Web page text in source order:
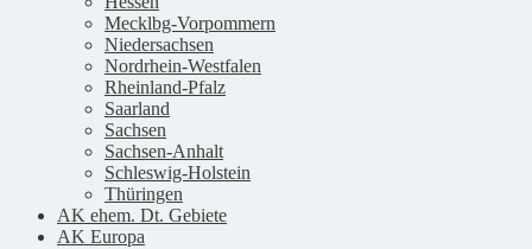
Mecklbg-Vorpommern
Niedersachsen
Nordrhein-Westfalen
Rheinland-Pfalz
Saarland
Sachsen
Sachsen-Anhalt
Schleswig-Holstein
Thüringen
AK ehem. Dt. Gebiete
AK Europa